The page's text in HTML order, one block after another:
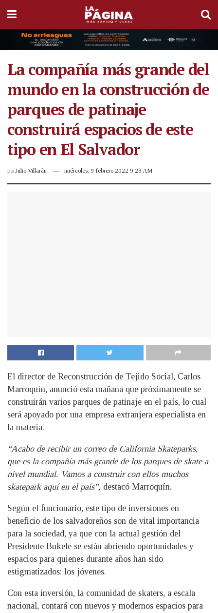
La compañía más grande del
mundo en la construcción de
parques de patinaje
construirá espacios de este
tipo en El Salvador
porJulio Villarán miércoles, 9 febrero 2022 9:23 AM
El director de Reconstrucción de Tejido Social, Carlos
Marroquín, anunció esta mañana que próximamente se
construirán varios parques de patinaje en el país, lo cual
será apoyado por una empresa extranjera especialista en
la materia.
“Acabo de recibir un correo de California Skateparks,
que es la compañía más grande de los parques de skate a
nivel mundial. Vamos a construir con ellos muchos
skatepark aquí en el país”, destacó Marroquín.
Según el funcionario, este tipo de inversiones en
beneficio de los salvadoreños son de vital importancia
para la sociedad, ya que con la actual gestión del
Presidente Bukele se están abriendo oportunidades y
espacios para quienes durante años han sido
estigmatizados: los jóvenes.
Con esta inversión, la comunidad de skaters, a escala
nacional, contará con nuevos y modernos espacios para